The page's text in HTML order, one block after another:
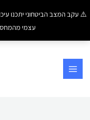
⚠️ עקב המצב הביטחוני יתכנו
עצמי
לתוכן